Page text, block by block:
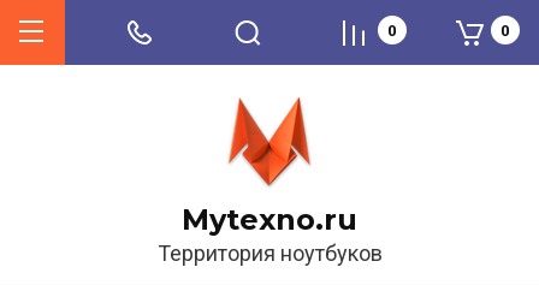
Mytexno.ru
Территория ноутбуков
0 0